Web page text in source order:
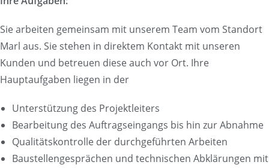
Sie arbeiten gemeinsam mit unserem Team vom Standort
Marl aus. Sie stehen in direktem Kontakt mit unseren
Kunden und betreuen diese auch vor Ort. Ihre
Hauptaufgaben liegen in der
Unterstützung des Projektleiters
Bearbeitung des Auftragseingangs bis hin zur Abnahme
Qualitätskontrolle der durchgeführten Arbeiten
Baustellengesprächen und technischen Abklärungen mit